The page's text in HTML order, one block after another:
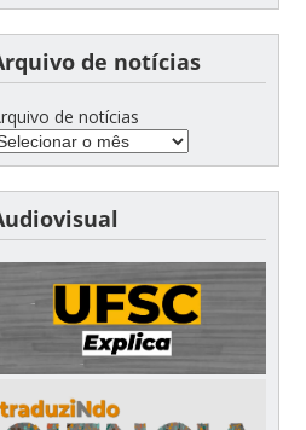
de notícias
de notícias